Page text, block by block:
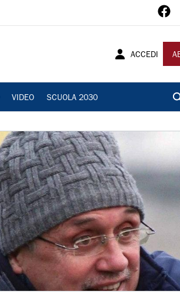
ACCEDI
VIDEO SCUOLA 2030